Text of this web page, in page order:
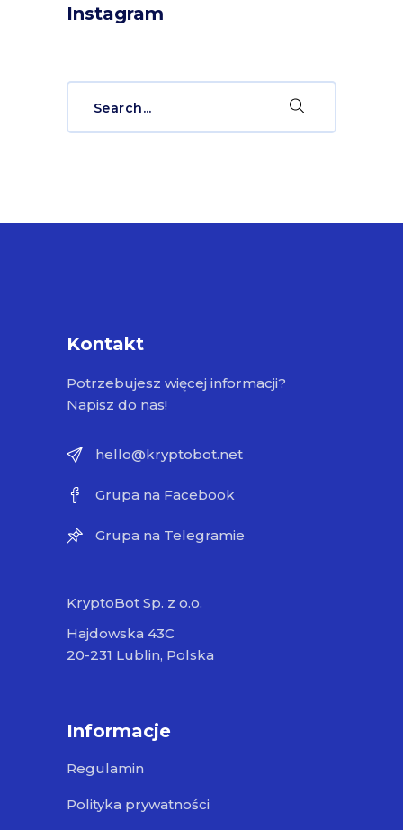
Instagram
Kontakt
Potrzebujesz więcej informacji?
Napisz do nas!
hello@kryptobot.net
Grupa na Facebook
Grupa na Telegramie
KryptoBot Sp. z o.o.
Hajdowska 43C
20-231 Lublin, Polska
Informacje
Regulamin
Polityka prywatności